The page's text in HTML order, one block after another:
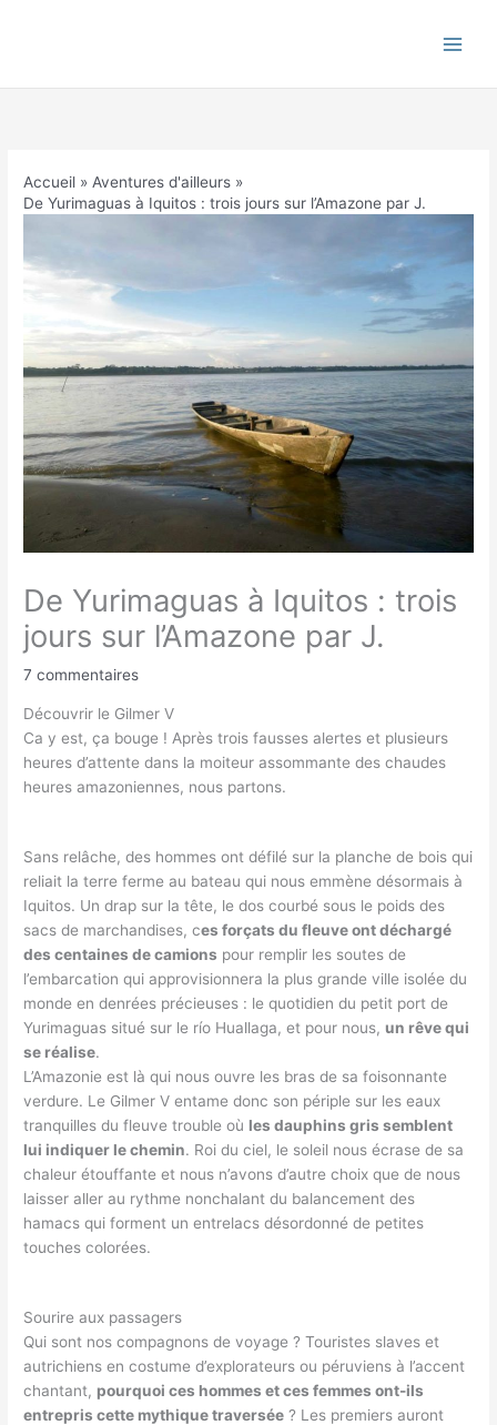
Accueil
Aventures d'ailleurs
De Yurimaguas à Iquitos : trois jours sur l’Amazone par J.
De Yurimaguas à Iquitos : trois
jours sur l’Amazone par J.
7 commentaires
Découvrir le Gilmer V
Ca y est, ça bouge ! Après trois fausses alertes et plusieurs
heures d’attente dans la moiteur assommante des chaudes
heures amazoniennes, nous partons.
Sans relâche, des hommes ont défilé sur la planche de bois qui
reliait la terre ferme au bateau qui nous emmène désormais à
Iquitos. Un drap sur la tête, le dos courbé sous le poids des
sacs de marchandises, ces forçats du fleuve ont déchargé
des centaines de camions pour remplir les soutes de
l’embarcation qui approvisionnera la plus grande ville isolée du
monde en denrées précieuses : le quotidien du petit port de
Yurimaguas situé sur le río Huallaga, et pour nous, un rêve qui
se réalise.
L’Amazonie est là qui nous ouvre les bras de sa foisonnante
verdure. Le Gilmer V entame donc son périple sur les eaux
tranquilles du fleuve trouble où les dauphins gris semblent
lui indiquer le chemin. Roi du ciel, le soleil nous écrase de sa
chaleur étouffante et nous n’avons d’autre choix que de nous
laisser aller au rythme nonchalant du balancement des
hamacs qui forment un entrelacs désordonné de petites
touches colorées.
Sourire aux passagers
Qui sont nos compagnons de voyage ? Touristes slaves et
autrichiens en costume d’explorateurs ou péruviens à l’accent
chantant, pourquoi ces hommes et ces femmes ont-ils
entrepris cette mythique traversée ? Les premiers auront